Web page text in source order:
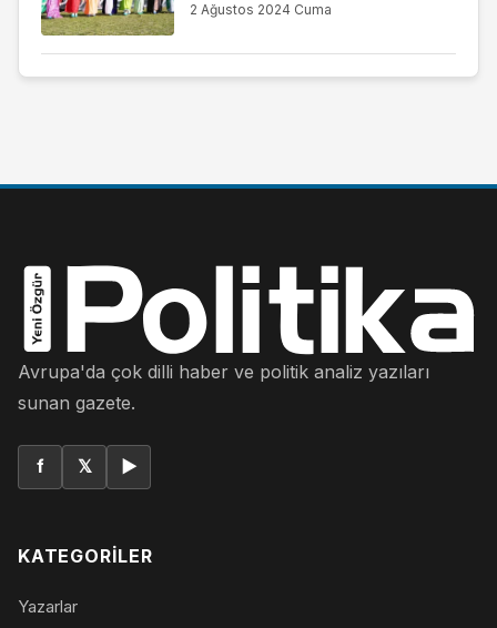
2 Ağustos 2024 Cuma
Avrupa'da çok dilli haber ve politik analiz yazıları
sunan gazete.
f 𝕏 ▶
KATEGORILER
Yazarlar